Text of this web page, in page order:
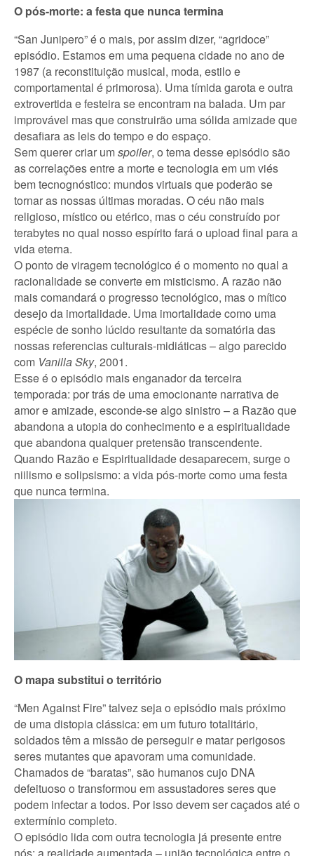
O pós-morte: a festa que nunca termina
“San Junipero” é o mais, por assim dizer, “agridoce”
episódio. Estamos em uma pequena cidade no ano de
1987 (a reconstituição musical, moda, estilo e
comportamental é primorosa). Uma tímida garota e outra
extrovertida e festeira se encontram na balada. Um par
improvável mas que construirão uma sólida amizade que
desafiara as leis do tempo e do espaço.
Sem querer criar umspoiler, o tema desse episódio são
as correlações entre a morte e tecnologia em um viés
bem tecnognóstico: mundos virtuais que poderão se
tornar as nossas últimas moradas. O céu não mais
religioso, místico ou etérico, mas o céu construído por
terabytes no qual nosso espírito fará o upload final para a
vida eterna.
O ponto de viragem tecnológico é o momento no qual a
racionalidade se converte em misticismo. A razão não
mais comandará o progresso tecnológico, mas o mítico
desejo da imortalidade. Uma imortalidade como uma
espécie de sonho lúcido resultante da somatória das
nossas referencias culturais-midiáticas – algo parecido
com Vanilla Sky, 2001.
Esse é o episódio mais enganador da terceira
temporada: por trás de uma emocionante narrativa de
amor e amizade, esconde-se algo sinistro – a Razão que
abandona a utopia do conhecimento e a espiritualidade
que abandona qualquer pretensão transcendente.
Quando Razão e Espiritualidade desaparecem, surge o
niilismo e solipsismo: a vida pós-morte como uma festa
que nunca termina.
O mapa substitui o território
“Men Against Fire” talvez seja o episódio mais próximo
de uma distopia clássica: em um futuro totalitário,
soldados têm a missão de perseguir e matar perigosos
seres mutantes que apavoram uma comunidade.
Chamados de “baratas”, são humanos cujo DNA
defeituoso o transformou em assustadores seres que
podem infectar a todos. Por isso devem ser caçados até o
extermínio completo.
O episódio lida com outra tecnologia já presente entre
nós: a realidade aumentada – união tecnológica entre o